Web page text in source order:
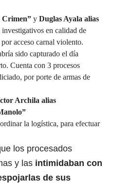
Crimen” y Duglas Ayala alias
investigativos en calidad de
acceso carnal violento.
sido capturado el día
Cuenta con 3 procesos
por porte de armas de
Archila alias
la logística, para efectuar
los procesados
y las intimidaban con
de sus